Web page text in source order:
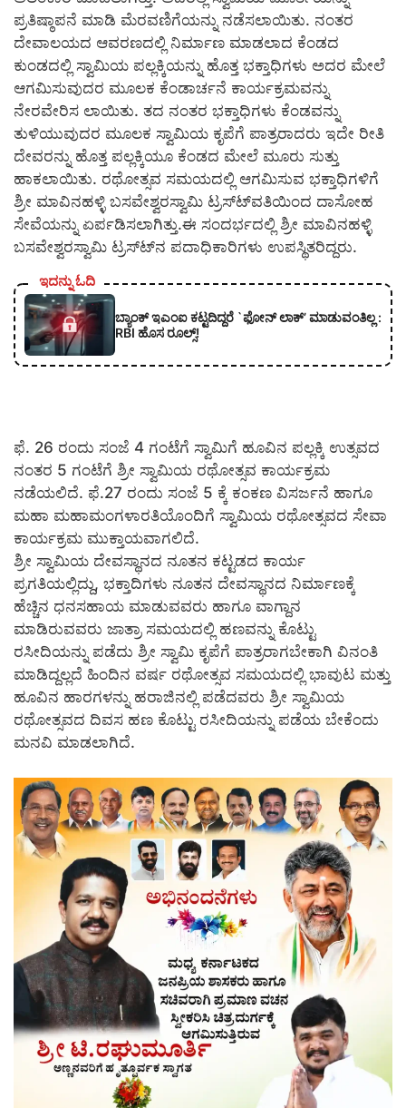
ಪ್ರತಿಷ್ಠಾಪನೆ ಮಾಡಿ ಮೆರವಣಿಗೆಯನ್ನು ನಡೆಸಲಾಯಿತು. ನಂತರ
ದೇವಾಲಯದ ಆವರಣದಲ್ಲಿ ನಿರ್ಮಾಣ ಮಾಡಲಾದ ಕೆಂಡದ
ಕುಂಡದಲ್ಲಿ ಸ್ವಾಮಿಯ ಪಲ್ಲಕ್ಕಿಯನ್ನು ಹೊತ್ತ ಭಕ್ತಾಧಿಗಳು ಅದರ ಮೇಲೆ
ಆಗಮಿಸುವುದರ ಮೂಲಕ ಕೆಂಡಾರ್ಚನೆ ಕಾರ್ಯಕ್ರಮವನ್ನು
ನೇರವೇರಿಸ ಲಾಯಿತು. ತದ ನಂತರ ಭಕ್ತಾಧಿಗಳು ಕೆಂಡವನ್ನು
ತುಳಿಯುವುದರ ಮೂಲಕ ಸ್ವಾಮಿಯ ಕೃಪೆಗೆ ಪಾತ್ರರಾದರು ಇದೇ ರೀತಿ
ದೇವರನ್ನು ಹೊತ್ತ ಪಲ್ಲಕ್ಕಿಯೂ ಕೆಂಡದ ಮೇಲೆ ಮೂರು ಸುತ್ತು
ಹಾಕಲಾಯಿತು. ರಥೋತ್ಸವ ಸಮಯದಲ್ಲಿ ಆಗಮಿಸುವ ಭಕ್ತಾಧಿಗಳಿಗೆ
ಶ್ರೀ ಮಾವಿನಹಳ್ಳಿ ಬಸವೇಶ್ವರಸ್ವಾಮಿ ಟ್ರಸ್ಟ್‍ವತಿಯಿಂದ ದಾಸೋಹ
ಸೇವೆಯನ್ನು ಏರ್ಪಡಿಸಲಾಗಿತ್ತು.ಈ ಸಂದರ್ಭದಲ್ಲಿ ಶ್ರೀ ಮಾವಿನಹಳ್ಳಿ
ಬಸವೇಶ್ವರಸ್ವಾಮಿ ಟ್ರಸ್ಟ್‍ನ ಪದಾಧಿಕಾರಿಗಳು ಉಪಸ್ಥಿತರಿದ್ದರು.
ಇದನ್ನು ಓದಿ
ಬ್ಯಾಂಕ್ ಇಎಂಐ ಕಟ್ಟದಿದ್ದರೆ `ಫೋನ್ ಲಾಕ್’ ಮಾಡುವಂತಿಲ್ಲ :
RBI ಹೊಸ ರೂಲ್ಸ್!
ಫೆ. 26 ರಂದು ಸಂಜೆ 4 ಗಂಟೆಗೆ ಸ್ವಾಮಿಗೆ ಹೂವಿನ ಪಲ್ಲಕ್ಕಿ ಉತ್ಸವದ
ನಂತರ 5 ಗಂಟೆಗೆ ಶ್ರೀ ಸ್ವಾಮಿಯ ರಥೋತ್ಸವ ಕಾರ್ಯಕ್ರಮ
ನಡೆಯಲಿದೆ. ಫೆ.27 ರಂದು ಸಂಜೆ 5 ಕ್ಕೆ ಕಂಕಣ ವಿಸರ್ಜನೆ ಹಾಗೂ
ಮಹಾ ಮಹಾಮಂಗಳಾರತಿಯೊಂದಿಗೆ ಸ್ವಾಮಿಯ ರಥೋತ್ಸವದ ಸೇವಾ
ಕಾರ್ಯಕ್ರಮ ಮುಕ್ತಾಯವಾಗಲಿದೆ.
ಶ್ರೀ ಸ್ವಾಮಿಯ ದೇವಸ್ಥಾನದ ನೂತನ ಕಟ್ಟಡದ ಕಾರ್ಯ
ಪ್ರಗತಿಯಲ್ಲಿದ್ದು, ಭಕ್ತಾದಿಗಳು ನೂತನ ದೇವಸ್ಥಾನದ ನಿರ್ಮಾಣಕ್ಕೆ
ಹೆಚ್ಚಿನ ಧನಸಹಾಯ ಮಾಡುವವರು ಹಾಗೂ ವಾಗ್ದಾನ
ಮಾಡಿರುವವರು ಜಾತ್ರಾ ಸಮಯದಲ್ಲಿ ಹಣವನ್ನು ಕೊಟ್ಟು
ರಸೀದಿಯನ್ನು ಪಡೆದು ಶ್ರೀ ಸ್ವಾಮಿ ಕೃಪೆಗೆ ಪಾತ್ರರಾಗಬೇಕಾಗಿ ವಿನಂತಿ
ಮಾಡಿದ್ದಲ್ಲದೆ ಹಿಂದಿನ ವರ್ಷ ರಥೋತ್ಸವ ಸಮಯದಲ್ಲಿ ಭಾವುಟ ಮತ್ತು
ಹೂವಿನ ಹಾರಗಳನ್ನು ಹರಾಜಿನಲ್ಲಿ ಪಡೆದವರು ಶ್ರೀ ಸ್ವಾಮಿಯ
ರಥೋತ್ಸವದ ದಿವಸ ಹಣ ಕೊಟ್ಟು ರಸೀದಿಯನ್ನು ಪಡೆಯ ಬೇಕೆಂದು
ಮನವಿ ಮಾಡಲಾಗಿದೆ.